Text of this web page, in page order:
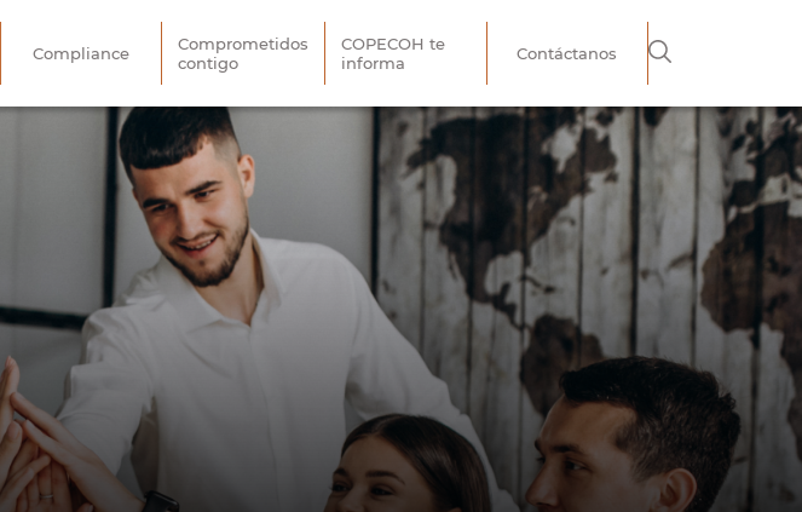
Compliance
Comprometidos
contigo
COPECOH te
informa
Contáctanos